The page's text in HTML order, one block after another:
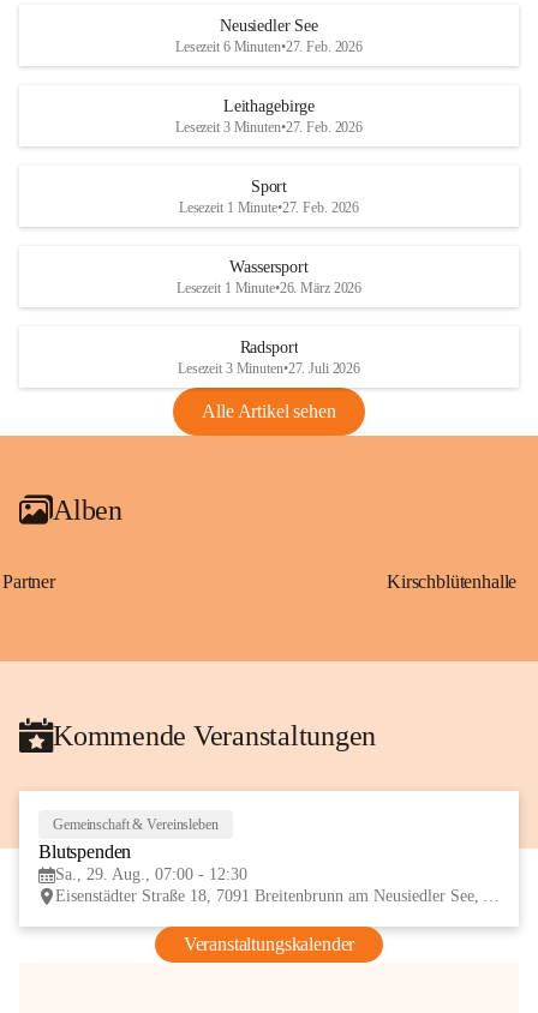
S
und den daraus folgenden wirtschaftlichen
Maßnahmen zur Bekämpfung
Rebe und der Amerikanischen
Anhang VBl. EU Nr. 18
1 Seite•1,4 MB
VBl. EU Nr. 18_2026
r
S
Neusiedler See
Lesezeit 6 Minuten•27. Feb. 2026
Leithagebirge
Lesezeit 3 Minuten•27. Feb. 2026
Sport
Lesezeit 1 Minute•27. Feb. 2026
Wassersport
Lesezeit 1 Minute•26. März 2026
Radsport
Lesezeit 3 Minuten•27. Juli 2026
Alle Artikel sehen
Alben
Partner Kirschblütenhalle
Kommende Veranstaltungen
Gemeinschaft & Vereinsleben
Blutspenden
Sa., 29. Aug., 07:00 - 12:30
Eisenstädter Straße 18, 7091 Breitenbrunn am Neusiedler See, AUT
Veranstaltungskalender